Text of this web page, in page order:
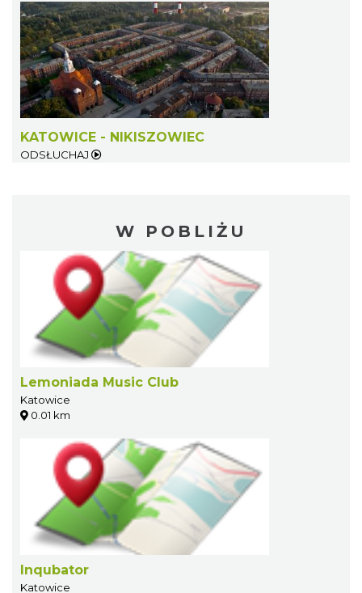
KATOWICE - NIKISZOWIEC
ODSŁUCHAJ
W POBLIŻU
Lemoniada Music Club
Katowice
0.01 km
Inqubator
Katowice